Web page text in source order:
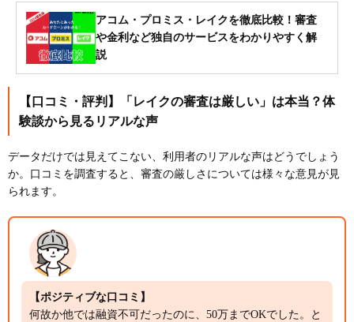
アコム・プロミス・レイクを徹底比較！審査
や金利など独自のサービスをわかりやすく解
説
【口コミ・評判】「レイクの審査は厳しい」は本当？体
験談から見るリアルな声
データだけでは見えてこない、利用者のリアルな声はどうでしょう
か。口コミを調査すると、審査の厳しさについては様々な意見が見
られます。
【ポジティブな口コミ】
何故か他では融資不可だったのに、50万までOKでした。と